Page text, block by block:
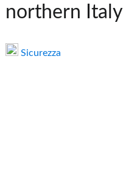
northern Italy
Sicurezza